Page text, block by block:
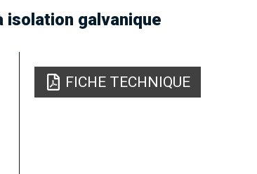
isolation galvanique
FICHE TECHNIQUE